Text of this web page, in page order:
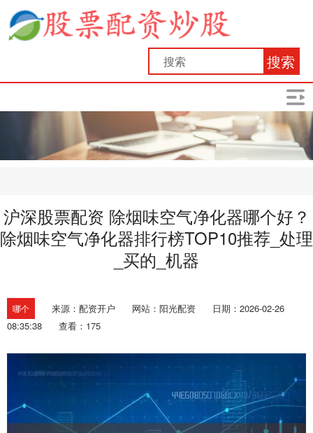
搜索
沪深股票配资 除烟味空气净化器哪个好？
除烟味空气净化器排行榜TOP10推荐_处理
_买的_机器
哪个 来源：配资开户 网站：阳光配资
日期：2026-02-26
08:35:38
查看：175